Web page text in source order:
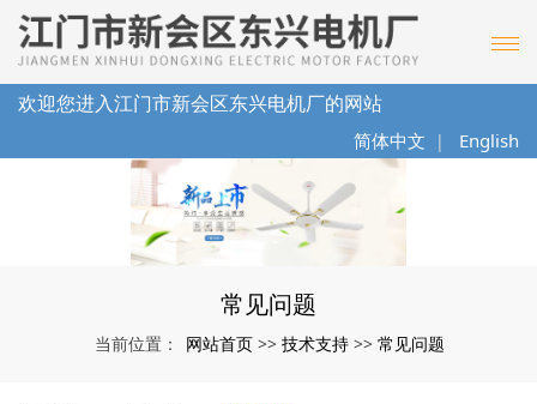
欢迎您进入江门市新会区东兴电机厂的网站
简体中文 | English
常见问题
当前位置： 网站首页 >> 技术支持 >> 常见问题